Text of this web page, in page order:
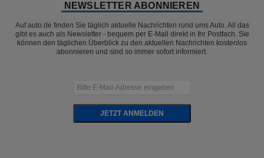
NEWSLETTER ABONNIEREN
Auf auto.de finden Sie täglich aktuelle Nachrichten rund ums Auto. All das
gibt es auch als Newsletter - bequem per E-Mail direkt in Ihr Postfach. Sie
können den täglichen Überblick zu den aktuellen Nachrichten kostenlos
abonnieren und sind so immer sofort informiert.
JETZT ANMELDEN